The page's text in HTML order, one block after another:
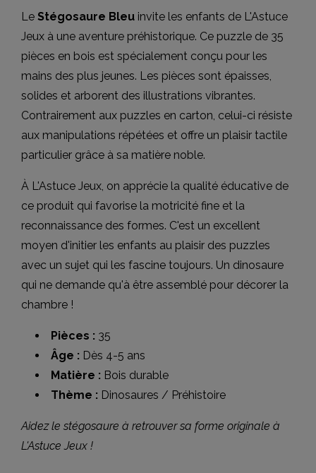
Le Stégosaure Bleu invite les enfants de L'Astuce
Jeux à une aventure préhistorique. Ce puzzle de 35
pièces en bois est spécialement conçu pour les
mains des plus jeunes. Les pièces sont épaisses,
solides et arborent des illustrations vibrantes.
Contrairement aux puzzles en carton, celui-ci résiste
aux manipulations répétées et offre un plaisir tactile
particulier grâce à sa matière noble.
À L'Astuce Jeux, on apprécie la qualité éducative de
ce produit qui favorise la motricité fine et la
reconnaissance des formes. C'est un excellent
moyen d'initier les enfants au plaisir des puzzles
avec un sujet qui les fascine toujours. Un dinosaure
qui ne demande qu'à être assemblé pour décorer la
chambre !
Pièces : 35
Âge : Dès 4-5 ans
Matière : Bois durable
Thème : Dinosaures / Préhistoire
Aidez le stégosaure à retrouver sa forme originale à
L'Astuce Jeux !